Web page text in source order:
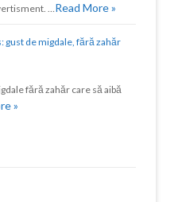
…Read More »
gust de migdale, fără zahăr
fără zahăr care să aibă
»